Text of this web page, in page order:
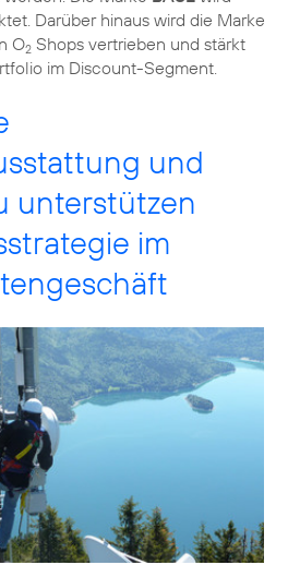
Darüber hinaus wird die Marke
O2 Shops vertrieben und stärkt
im Discount-Segment.
und
unterstützen
im